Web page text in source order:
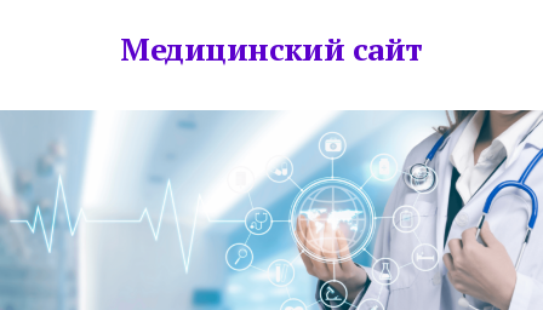
Медицинский сайт